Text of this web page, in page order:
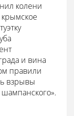
колени
и вина
правили
взрывы